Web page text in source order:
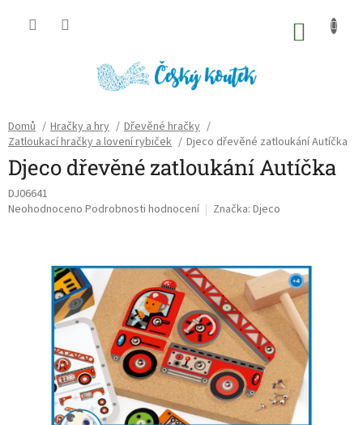
Domů / Hračky a hry / Dřevěné hračky /
Zatloukací hračky a lovení rybiček / Djeco dřevěné zatloukání Autíčka
Djeco dřevěné zatloukání Autíčka
DJ06641
Průměrné
hvězdiček.
Neohodnoceno Podrobnosti hodnocení Značka: Djeco